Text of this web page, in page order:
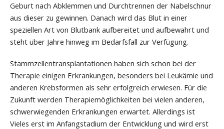
Geburt nach Abklemmen und Durchtrennen der Nabelschnur
aus dieser zu gewinnen. Danach wird das Blut in einer
speziellen Art von Blutbank aufbereitet und aufbewahrt und
steht über Jahre hinweg im Bedarfsfall zur Verfügung.
Stammzellentransplantationen haben sich schon bei der
Therapie einigen Erkrankungen, besonders bei Leukämie und
anderen Krebsformen als sehr erfolgreich erwiesen. Für die
Zukunft werden Therapiemöglichkeiten bei vielen anderen,
schwerwiegenden Erkrankungen erwartet. Allerdings ist
Vieles erst im Anfangstadium der Entwicklung und wird erst